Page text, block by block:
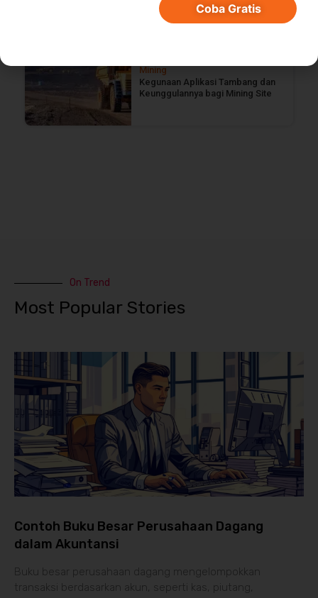
Mining
Kegunaan Aplikasi Tambang dan
Keunggulannya bagi Mining Site
On Trend
Most Popular Stories
Contoh Buku Besar Perusahaan Dagang
dalam Akuntansi
Buku besar perusahaan dagang mengelompokkan
transaksi berdasarkan akun, seperti kas, piutang,
Coba Gratis